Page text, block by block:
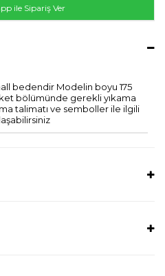
ile Sipariş Ver
bedendir Modelin boyu 175
bölümünde gerekli yıkama
talimatı ve semboller ile ilgili